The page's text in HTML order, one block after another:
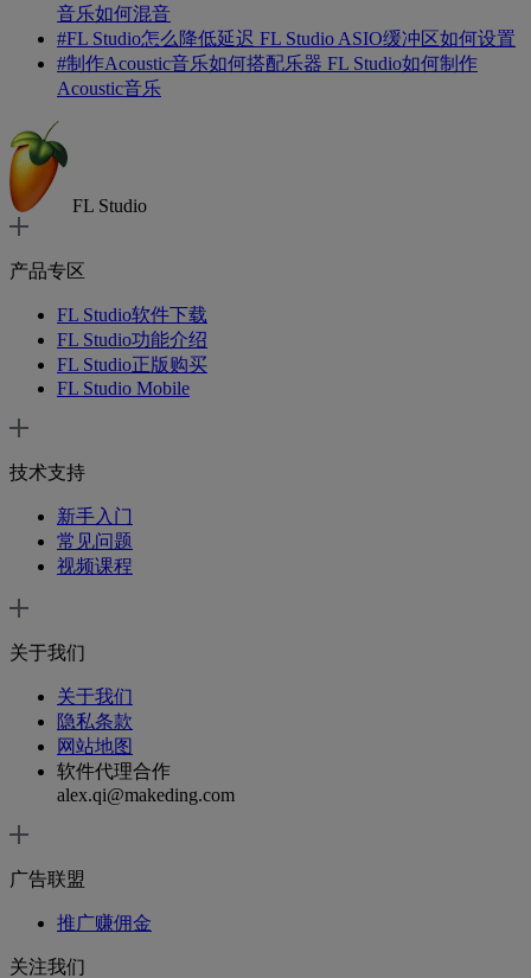
3、增加音频的音量和响度
压限器还可以用来增加音频的音量，使其在混音中更加突出。
通过设置压限器的参数，可以将音频信号的整体音量提高到更
4、保护音频
压限器还可以用于保护音频，特别是在后期制作阶段。通过限
制音频信号的动态范围，压限器可以减少音频在处理过程中可
介绍完了压限器的几点主要作用，下面继续介绍FL Studio中哪
个工具可以压限音量。
在FL Studio中，要控制音频信号的音量并确保其在混音过程中
保持平衡和清晰度，最常用的工具之一就是压限器。而FL
音器】选项，在混音器界面中点击进入【Fruity Limiter】选
项。
音乐如何混音
#FL Studio怎么降低延迟 FL Studio ASIO缓冲区如何设置
#制作Acoustic音乐如何搭配乐器 FL Studio如何制作
Acoustic音乐
FL Studio
产品专区
FL Studio软件下载
FL Studio功能介绍
FL Studio正版购买
FL Studio Mobile
技术支持
新手入门
常见问题
视频课程
关于我们
关于我们
隐私条款
网站地图
软件代理合作
alex.qi@makeding.com
广告联盟
推广赚佣金
关注我们